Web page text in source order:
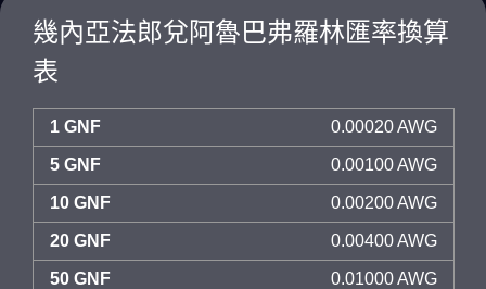
幾內亞法郎兌阿魯巴弗羅林匯率換算
表
1 GNF 0.00020 AWG
5 GNF 0.00100 AWG
10 GNF 0.00200 AWG
20 GNF 0.00400 AWG
50 GNF 0.01000 AWG